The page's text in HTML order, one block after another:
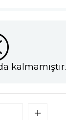
kalmamıştır.